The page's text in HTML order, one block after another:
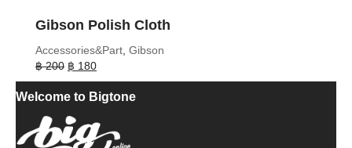
Gibson Polish Cloth
Accessories&Part Gibson
฿200 Original
price
was:
฿ 180Current
price
is:
Welcome to Bigtone